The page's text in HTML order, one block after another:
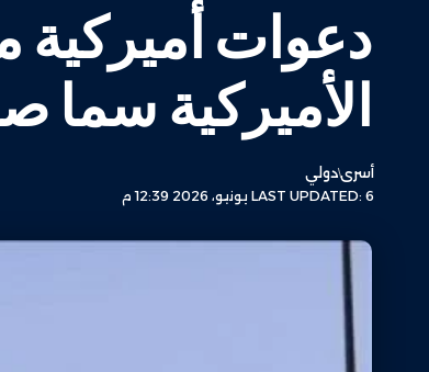
دعوات أميركية
الأميركية سما
LAST UPDATED: 6 يونيو، 2026 12:39 م
أسرىدولي